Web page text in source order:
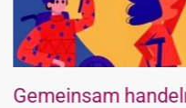
Gemeinsam